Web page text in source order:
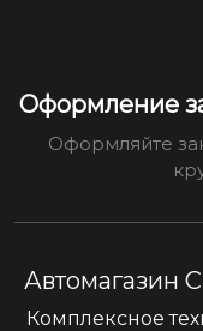
Оформление
Оформляйте
Автомагазин
Комплексное